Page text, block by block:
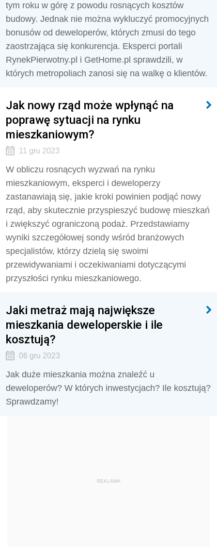
tym roku w górę z powodu rosnących kosztów
budowy. Jednak nie można wykluczyć promocyjnych
bonusów od deweloperów, których zmusi do tego
zaostrzająca się konkurencja. Eksperci portali
RynekPierwotny.pl i GetHome.pl sprawdzili, w
których metropoliach zanosi się na walkę o klientów.
Jak nowy rząd może wpłynąć na
poprawę sytuacji na rynku
mieszkaniowym?
11 gru 2023
W obliczu rosnących wyzwań na rynku
mieszkaniowym, eksperci i deweloperzy
zastanawiają się, jakie kroki powinien podjąć nowy
rząd, aby skutecznie przyspieszyć budowę mieszkań
i zwiększyć ograniczoną podaż. Przedstawiamy
wyniki szczegółowej sondy wśród branżowych
specjalistów, którzy dzielą się swoimi
przewidywaniami i oczekiwaniami dotyczącymi
przyszłości rynku mieszkaniowego.
Jaki metraż mają największe
mieszkania deweloperskie i ile
kosztują?
06 gru 2023
Jak duże mieszkania można znaleźć u
deweloperów? W których inwestycjach? Ile kosztują?
Sprawdzamy!
REKLAMA